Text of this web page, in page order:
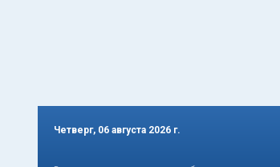
Четверг, 06 августа 2026 г.